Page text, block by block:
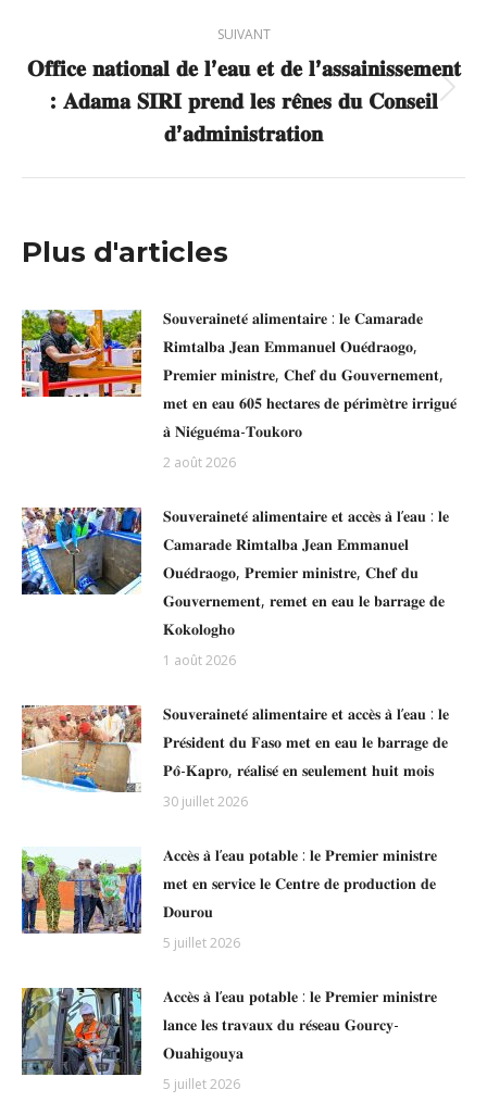
SUIVANT
Article
suivant
𝐎𝐟𝐟𝐢𝐜𝐞 𝐧𝐚𝐭𝐢𝐨𝐧𝐚𝐥 𝐝𝐞 𝐥’𝐞𝐚𝐮 𝐞𝐭 𝐝𝐞 𝐥’𝐚𝐬𝐬𝐚𝐢𝐧𝐢𝐬𝐬𝐞𝐦𝐞𝐧𝐭
: 𝐀𝐝𝐚𝐦𝐚 𝐒𝐈𝐑𝐈 𝐩𝐫𝐞𝐧𝐝 𝐥𝐞𝐬 𝐫𝐞̂𝐧𝐞𝐬 𝐝𝐮 𝐂𝐨𝐧𝐬𝐞𝐢𝐥
𝐝’𝐚𝐝𝐦𝐢𝐧𝐢𝐬𝐭𝐫𝐚𝐭𝐢𝐨𝐧
Plus d'articles
𝐒𝐨𝐮𝐯𝐞𝐫𝐚𝐢𝐧𝐞𝐭𝐞́ 𝐚𝐥𝐢𝐦𝐞𝐧𝐭𝐚𝐢𝐫𝐞 : 𝐥𝐞 𝐂𝐚𝐦𝐚𝐫𝐚𝐝𝐞
𝐑𝐢𝐦𝐭𝐚𝐥𝐛𝐚 𝐉𝐞𝐚𝐧 𝐄𝐦𝐦𝐚𝐧𝐮𝐞𝐥 𝐎𝐮𝐞́𝐝𝐫𝐚𝐨𝐠𝐨,
𝐏𝐫𝐞𝐦𝐢𝐞𝐫 𝐦𝐢𝐧𝐢𝐬𝐭𝐫𝐞, 𝐂𝐡𝐞𝐟 𝐝𝐮 𝐆𝐨𝐮𝐯𝐞𝐫𝐧𝐞𝐦𝐞𝐧𝐭,
𝐦𝐞𝐭 𝐞𝐧 𝐞𝐚𝐮 𝟔𝟎𝟓 𝐡𝐞𝐜𝐭𝐚𝐫𝐞𝐬 𝐝𝐞 𝐩𝐞́𝐫𝐢𝐦𝐞̀𝐭𝐫𝐞 𝐢𝐫𝐫𝐢𝐠𝐮𝐞́
𝐚̀ 𝐍𝐢𝐞́𝐠𝐮𝐞́𝐦𝐚-𝐓𝐨𝐮𝐤𝐨𝐫𝐨
2 août 2026
𝐒𝐨𝐮𝐯𝐞𝐫𝐚𝐢𝐧𝐞𝐭𝐞́ 𝐚𝐥𝐢𝐦𝐞𝐧𝐭𝐚𝐢𝐫𝐞 𝐞𝐭 𝐚𝐜𝐜𝐞̀𝐬 𝐚̀ 𝐥’𝐞𝐚𝐮 : 𝐥𝐞
𝐂𝐚𝐦𝐚𝐫𝐚𝐝𝐞 𝐑𝐢𝐦𝐭𝐚𝐥𝐛𝐚 𝐉𝐞𝐚𝐧 𝐄𝐦𝐦𝐚𝐧𝐮𝐞𝐥
𝐎𝐮𝐞́𝐝𝐫𝐚𝐨𝐠𝐨, 𝐏𝐫𝐞𝐦𝐢𝐞𝐫 𝐦𝐢𝐧𝐢𝐬𝐭𝐫𝐞, 𝐂𝐡𝐞𝐟 𝐝𝐮
𝐆𝐨𝐮𝐯𝐞𝐫𝐧𝐞𝐦𝐞𝐧𝐭, 𝐫𝐞𝐦𝐞𝐭 𝐞𝐧 𝐞𝐚𝐮 𝐥𝐞 𝐛𝐚𝐫𝐫𝐚𝐠𝐞 𝐝𝐞
𝐊𝐨𝐤𝐨𝐥𝐨𝐠𝐡𝐨
1 août 2026
𝐒𝐨𝐮𝐯𝐞𝐫𝐚𝐢𝐧𝐞𝐭𝐞́ 𝐚𝐥𝐢𝐦𝐞𝐧𝐭𝐚𝐢𝐫𝐞 𝐞𝐭 𝐚𝐜𝐜𝐞̀𝐬 𝐚̀ 𝐥’𝐞𝐚𝐮 : 𝐥𝐞
𝐏𝐫𝐞́𝐬𝐢𝐝𝐞𝐧𝐭 𝐝𝐮 𝐅𝐚𝐬𝐨 𝐦𝐞𝐭 𝐞𝐧 𝐞𝐚𝐮 𝐥𝐞 𝐛𝐚𝐫𝐫𝐚𝐠𝐞 𝐝𝐞
𝐏𝐨̂-𝐊𝐚𝐩𝐫𝐨, 𝐫𝐞́𝐚𝐥𝐢𝐬𝐞́ 𝐞𝐧 𝐬𝐞𝐮𝐥𝐞𝐦𝐞𝐧𝐭 𝐡𝐮𝐢𝐭 𝐦𝐨𝐢𝐬
30 juillet 2026
𝐀𝐜𝐜𝐞̀𝐬 𝐚̀ 𝐥’𝐞𝐚𝐮 𝐩𝐨𝐭𝐚𝐛𝐥𝐞 : 𝐥𝐞 𝐏𝐫𝐞𝐦𝐢𝐞𝐫 𝐦𝐢𝐧𝐢𝐬𝐭𝐫𝐞
𝐦𝐞𝐭 𝐞𝐧 𝐬𝐞𝐫𝐯𝐢𝐜𝐞 𝐥𝐞 𝐂𝐞𝐧𝐭𝐫𝐞 𝐝𝐞 𝐩𝐫𝐨𝐝𝐮𝐜𝐭𝐢𝐨𝐧 𝐝𝐞
𝐃𝐨𝐮𝐫𝐨𝐮
5 juillet 2026
𝐀𝐜𝐜𝐞̀𝐬 𝐚̀ 𝐥’𝐞𝐚𝐮 𝐩𝐨𝐭𝐚𝐛𝐥𝐞 : 𝐥𝐞 𝐏𝐫𝐞𝐦𝐢𝐞𝐫 𝐦𝐢𝐧𝐢𝐬𝐭𝐫𝐞
𝐥𝐚𝐧𝐜𝐞 𝐥𝐞𝐬 𝐭𝐫𝐚𝐯𝐚𝐮𝐱 𝐝𝐮 𝐫𝐞́𝐬𝐞𝐚𝐮 𝐆𝐨𝐮𝐫𝐜𝐲-
𝐎𝐮𝐚𝐡𝐢𝐠𝐨𝐮𝐲𝐚
5 juillet 2026